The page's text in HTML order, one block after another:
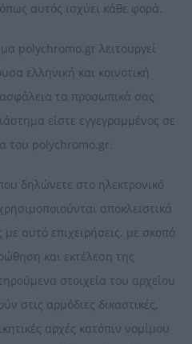
αυτός ισχύει κάθε φορά.
polychromo.gr λειτουργεί
ελληνική και κοινοτική
τα προσωπικά σας
είστε εγγεγραμμένος σε
του polychromo.gr.
δηλώνετε στο ηλεκτρονικό
αποκλειστικά
αυτό επιχειρήσεις, με σκοπό
και εκτέλεση της
στοιχεία του αρχείου
στις αρμόδιες δικαστικές,
αρχές κατόπιν νομίμου